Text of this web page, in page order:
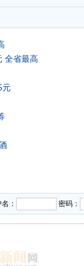
全省最高
元
： 密码：